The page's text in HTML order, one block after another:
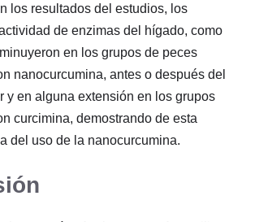
los resultados del estudios, los
de enzimas del hígado, como
en los grupos de peces
nanocurcumina, antes o después del
y en alguna extensión en los grupos
curcimina, demostrando de esta
del uso de la nanocurcumina.